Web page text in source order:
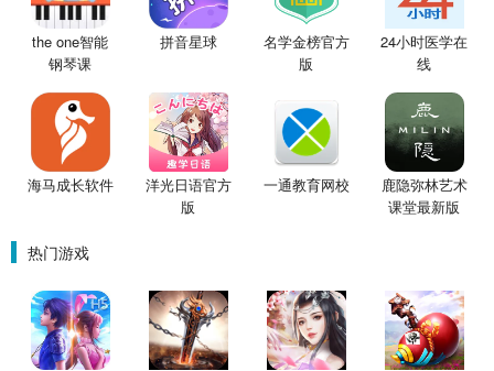
the one智能
钢琴课
拼音星球
名学金榜官方
版
24小时医学在
线
海马成长软件
洋光日语官方
版
一通教育网校
鹿隐弥林艺术
课堂最新版
热门游戏